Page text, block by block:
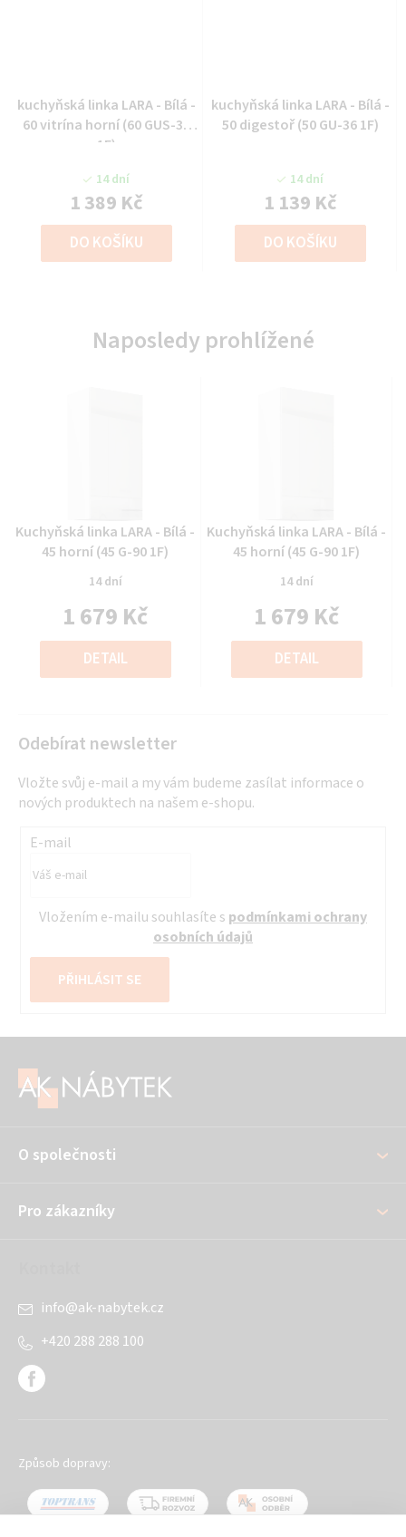
kuchyňská linka LARA - Bílá -
60 vitrína horní (60 GUS-36
1F)
14 dní
1 389 Kč
DO KOŠÍKU
kuchyňská linka LARA - Bílá -
50 digestoř (50 GU-36 1F)
14 dní
1 139 Kč
DO KOŠÍKU
Naposledy prohlížené
Průměrné
hodnocení
produktu
je
0,0
z
5
Kuchyňská linka LARA - Bílá -
45 horní (45 G-90 1F)
14 dní
1 679 Kč
Měrná
cena:
DETAIL
Průměrné
hodnocení
produktu
je
0,0
z
5
Kuchyňská linka LARA - Bílá -
45 horní (45 G-90 1F)
14 dní
1 679 Kč
Měrná
cena:
DETAIL
Odebírat newsletter
Vložte svůj e-mail a my vám budeme zasílat informace o
nových produktech na našem e-shopu.
E-mail
Vložením e-mailu souhlasíte s podmínkami ochrany
osobních údajů
PŘIHLÁSIT SE
O společnosti
Pro zákazníky
info@ak-nabytek.cz
+420 288 288 100
Způsob dopravy: